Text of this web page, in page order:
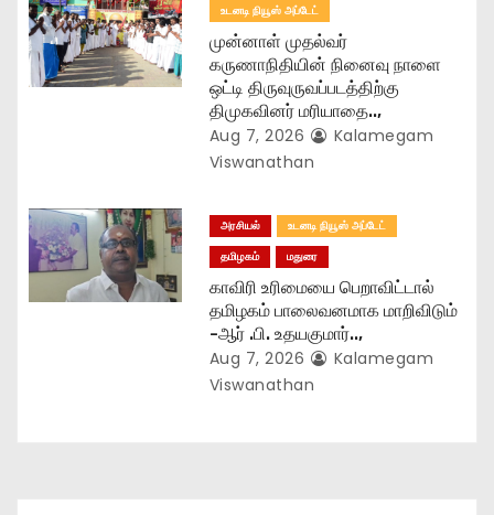
உடனடி நியூஸ் அப்டேட்
முன்னாள் முதல்வர்
கருணாநிதியின் நினைவு நாளை
ஒட்டி திருவுருவப்படத்திற்கு
திமுகவினர் மரியாதை..,
Aug 7, 2026
Kalamegam
Viswanathan
அரசியல்
உடனடி நியூஸ் அப்டேட்
தமிழகம்
மதுரை
காவிரி உரிமையை பெறாவிட்டால்
தமிழகம் பாலைவனமாக மாறிவிடும்
-ஆர் .பி. உதயகுமார்..,
Aug 7, 2026
Kalamegam
Viswanathan